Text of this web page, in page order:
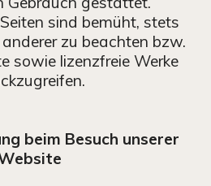
sind bemüht, stets
zu beachten bzw.
sowie lizenzfreie Werke
beim Besuch unserer